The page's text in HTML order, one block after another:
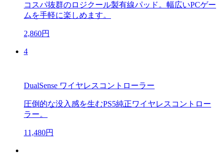
コスパ抜群のロジクール製有線パッド。幅広いPCゲー
ムを手軽に楽しめます。
2,860円
4
DualSense ワイヤレスコントローラー
圧倒的な没入感を生むPS5純正ワイヤレスコントロー
ラー。
11,480円